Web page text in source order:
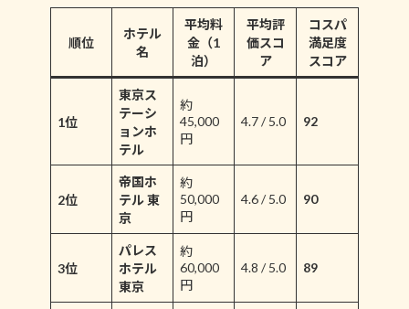
順位
ホテル
名
平均料
金（1
泊）
平均評
価スコ
ア
コスパ
満足度
スコア
1位
東京ス
テーシ
ョンホ
テル
約
45,000
円
4.7 / 5.0 92
2位
帝国ホ
テル 東
京
約
50,000
円
4.6 / 5.0 90
3位
パレス
ホテル
東京
約
60,000
円
4.8 / 5.0 89